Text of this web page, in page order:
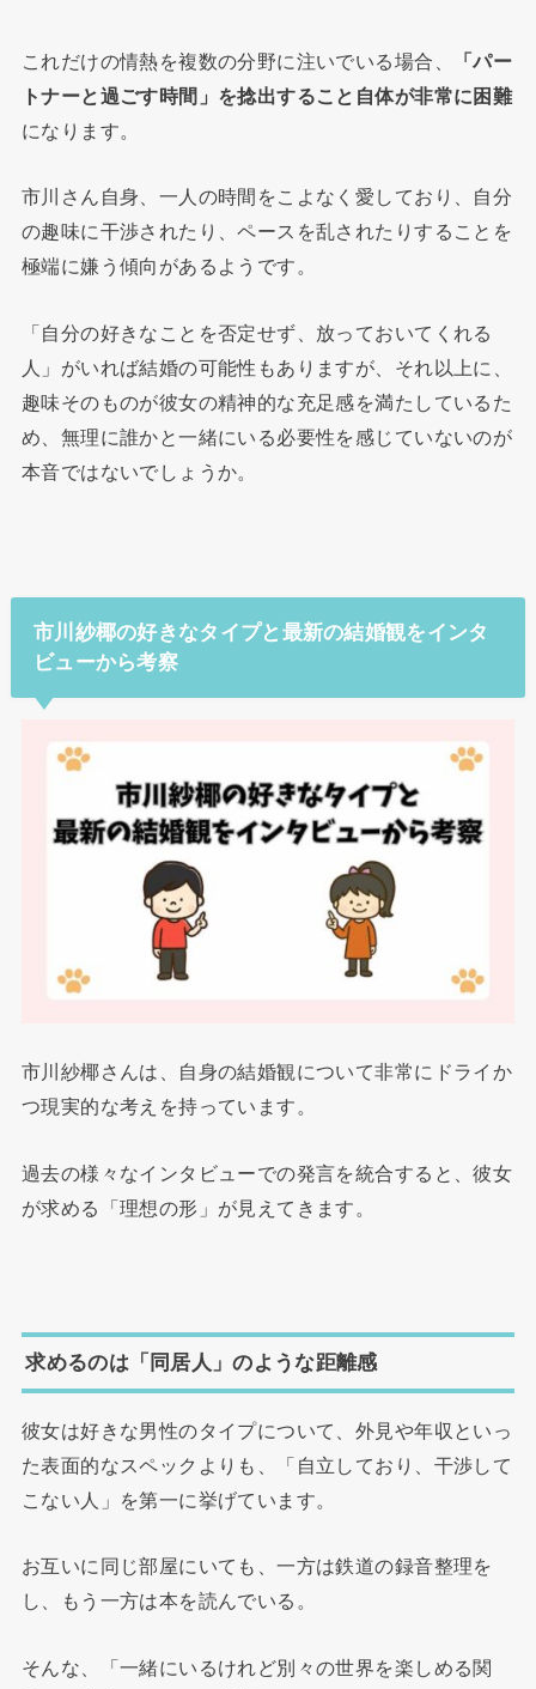
これだけの情熱を複数の分野に注いでいる場合、
「パー
トナーと過ごす時間」を捻出すること自体が非常に困難
になります。
市川さん自身、一人の時間をこよなく愛しており、自分
の趣味に干渉されたり、ペースを乱されたりすることを
極端に嫌う傾向があるようです。
「自分の好きなことを否定せず、放っておいてくれる
人」がいれば結婚の可能性もありますが、それ以上に、
趣味そのものが彼女の精神的な充足感を満たしているた
め、無理に誰かと一緒にいる必要性を感じていないのが
本音ではないでしょうか。
市川紗椰の好きなタイプと最新の結婚観をインタ
ビューから考察
市川紗椰さんは、自身の結婚観について非常にドライか
つ現実的な考えを持っています。
過去の様々なインタビューでの発言を統合すると、彼女
が求める「理想の形」が見えてきます。
求めるのは「同居人」のような距離感
彼女は好きな男性のタイプについて、外見や年収といっ
た表面的なスペックよりも、「自立しており、干渉して
こない人」を第一に挙げています。
お互いに同じ部屋にいても、一方は鉄道の録音整理を
し、もう一方は本を読んでいる。
そんな、「一緒にいるけれど別々の世界を楽しめる関